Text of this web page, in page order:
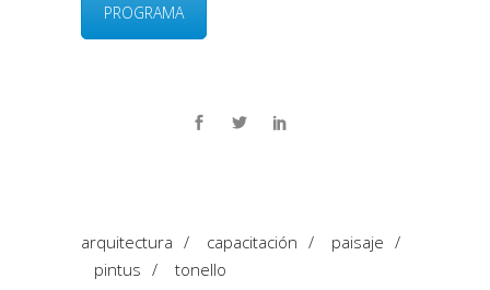
PROGRAMA
arquitectura / capacitación / paisaje /
pintus / tonello